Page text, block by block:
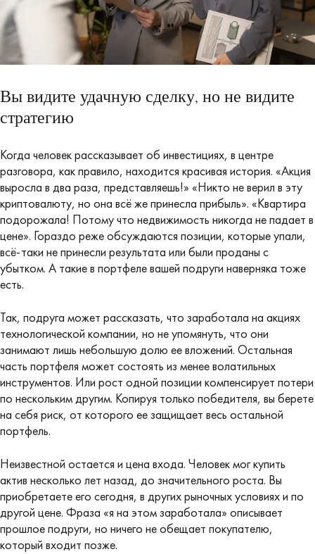
Вы видите удачную сделку, но не видите
стратегию
Когда человек рассказывает об инвестициях, в центре
разговора, как правило, находится красивая история. «Акция
выросла в два раза, представляешь!» «Никто не верил в эту
криптовалюту, но она всё же принесла прибыль». «Квартира
подорожала! Потому что недвижимость никогда не падает в
цене». Гораздо реже обсуждаются позиции, которые упали,
всё-таки не принесли результата или были проданы с
убытком. А такие в портфеле вашей подруги наверняка тоже
есть.
Так, подруга может рассказать, что заработала на акциях
технологической компании, но не упомянуть, что они
занимают лишь небольшую долю ее вложений. Остальная
часть портфеля может состоять из менее волатильных
инструментов. Или рост одной позиции компенсирует потери
по нескольким другим. Копируя только победителя, вы берете
на себя риск, от которого ее защищает весь остальной
портфель.
Неизвестной остается и цена входа. Человек мог купить
актив несколько лет назад, до значительного роста. Вы
приобретаете его сегодня, в других рыночных условиях и по
другой цене. Фраза «я на этом заработала» описывает
прошлое подруги, но ничего не обещает покупателю,
который входит позже.